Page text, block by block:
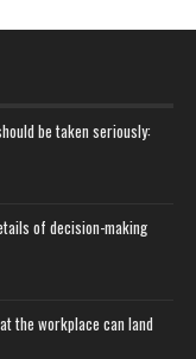
be taken seriously:
of decision-making
the workplace can land